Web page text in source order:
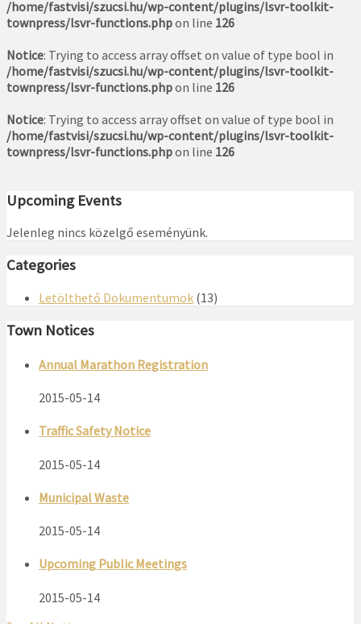
/home/fastvisi/szucsi.hu/wp-content/plugins/lsvr-toolkit-
townpress/lsvr-functions.phpon line 126
Notice: Trying to access array offset on value of type bool in
/home/fastvisi/szucsi.hu/wp-content/plugins/lsvr-toolkit-
townpress/lsvr-functions.phpon line 126
Notice: Trying to access array offset on value of type bool in
/home/fastvisi/szucsi.hu/wp-content/plugins/lsvr-toolkit-
townpress/lsvr-functions.phpon line 126
Upcoming Events
Jelenleg nincs közelgő eseményünk.
Categories
Letölthető Dokumentumok (13)
Town Notices
Annual Marathon Registration
2015-05-14
Traffic Safety Notice
2015-05-14
Municipal Waste
2015-05-14
Upcoming Public Meetings
2015-05-14